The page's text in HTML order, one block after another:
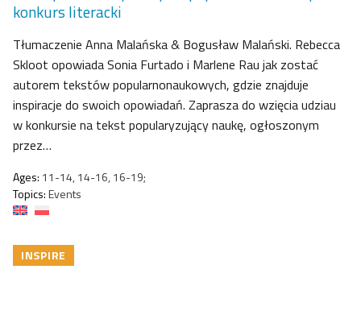
konkurs literacki
Tłumaczenie Anna Malańska & Bogusław Malański. Rebecca
Skloot opowiada Sonia Furtado i Marlene Rau jak zostać
autorem tekstów popularnonaukowych, gdzie znajduje
inspiracje do swoich opowiadań. Zaprasza do wzięcia udziau
w konkursie na tekst popularyzujący naukę, ogłoszonym
przez…
Ages: 11-14, 14-16, 16-19;
Topics:Events
INSPIRE